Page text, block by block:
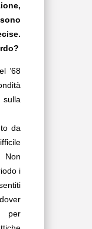
’68
da
Non
i
per